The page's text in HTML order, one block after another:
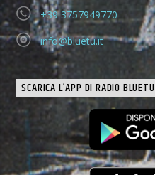
+39 3757949770
info@bluetu.it
SCARICA L’APP DI RADIO BLUETU